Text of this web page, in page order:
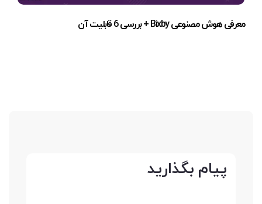
معرفی هوش مصنوعی Bixby + بررسی 6 قابلیت آن
پیام بگذارید